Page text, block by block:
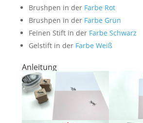
Brushpen in der Farbe Rot
Brushpen in der Farbe Grün
Feinen Stift in der Farbe Schwarz
Gelstift in der Farbe Weiß
Anleitung